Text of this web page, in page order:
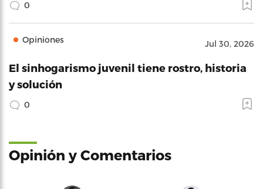
0
Opiniones Jul 30, 2026
El sinhogarismo juvenil tiene rostro, historia
y solución
0
Opinión y Comentarios